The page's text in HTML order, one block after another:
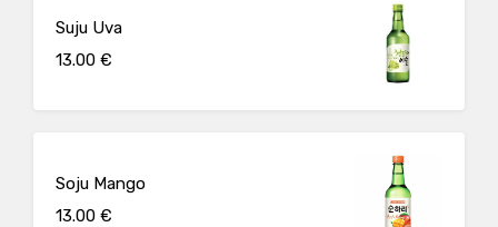
Suju Uva
13.00 €
Soju Mango
13.00 €